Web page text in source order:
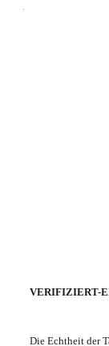
VERIFIZIERT-
Die Echtheit der